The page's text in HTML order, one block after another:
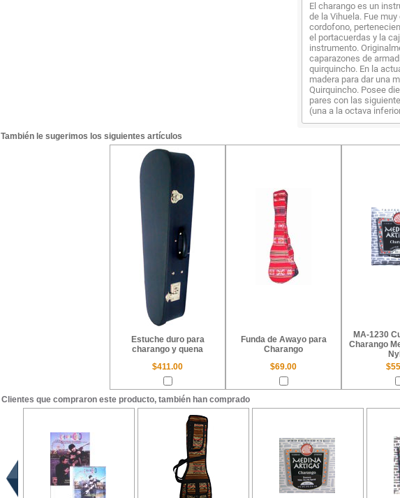
El charango es un
de la Vihuela. Fue
cordofono,
el portacuerdas y la
instrumento.
caparazones de
quirquincho. En la
madera para dar una
Quirquincho. Posee
pares con las
(una a la octava
También le sugerimos los siguientes artículos
Estuche duro para
charango y quena
Funda de Awayo para
Charango
MA-1230
Charango
$411.00
$69.00
Clientes que compraron este producto, también han comprado